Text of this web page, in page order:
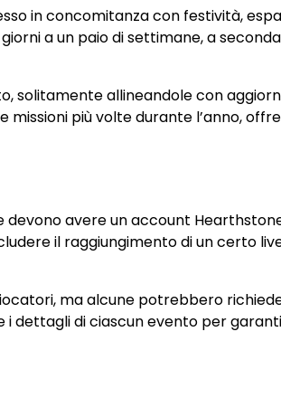
in concomitanza con festività,
a un paio di settimane, a
solitamente allineandole con
più volte durante l’anno,
avere un account
il raggiungimento di un certo
ma alcune potrebbero
dettagli di ciascun evento per